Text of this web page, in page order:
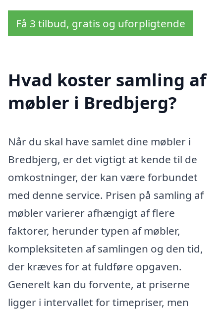
Få 3 tilbud, gratis og uforpligtende
Hvad koster samling af
møbler i Bredbjerg?
Når du skal have samlet dine møbler i
Bredbjerg, er det vigtigt at kende til de
omkostninger, der kan være forbundet
med denne service. Prisen på samling af
møbler varierer afhængigt af flere
faktorer, herunder typen af møbler,
kompleksiteten af samlingen og den tid,
der kræves for at fuldføre opgaven.
Generelt kan du forvente, at priserne
ligger i intervallet for timepriser, men